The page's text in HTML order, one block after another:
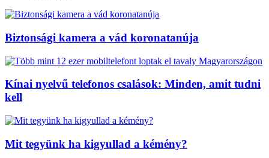
Biztonsági kamera a vád koronatanúja
Kínai nyelvű telefonos csalások: Minden, amit tudni
kell
Mit tegyünk ha kigyullad a kémény?